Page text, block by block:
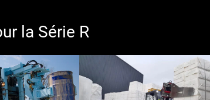
la Série R